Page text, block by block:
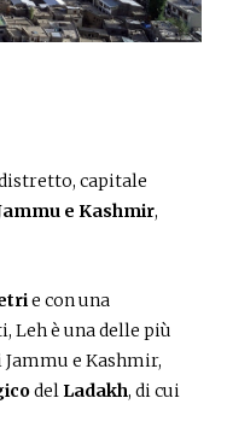
capitale
e Kashmir,
e con una
Leh è una delle più
e Kashmir,
del Ladakh, di cui